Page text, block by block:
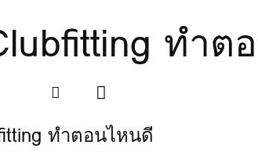
ทำต
ทำตอนไหนดี